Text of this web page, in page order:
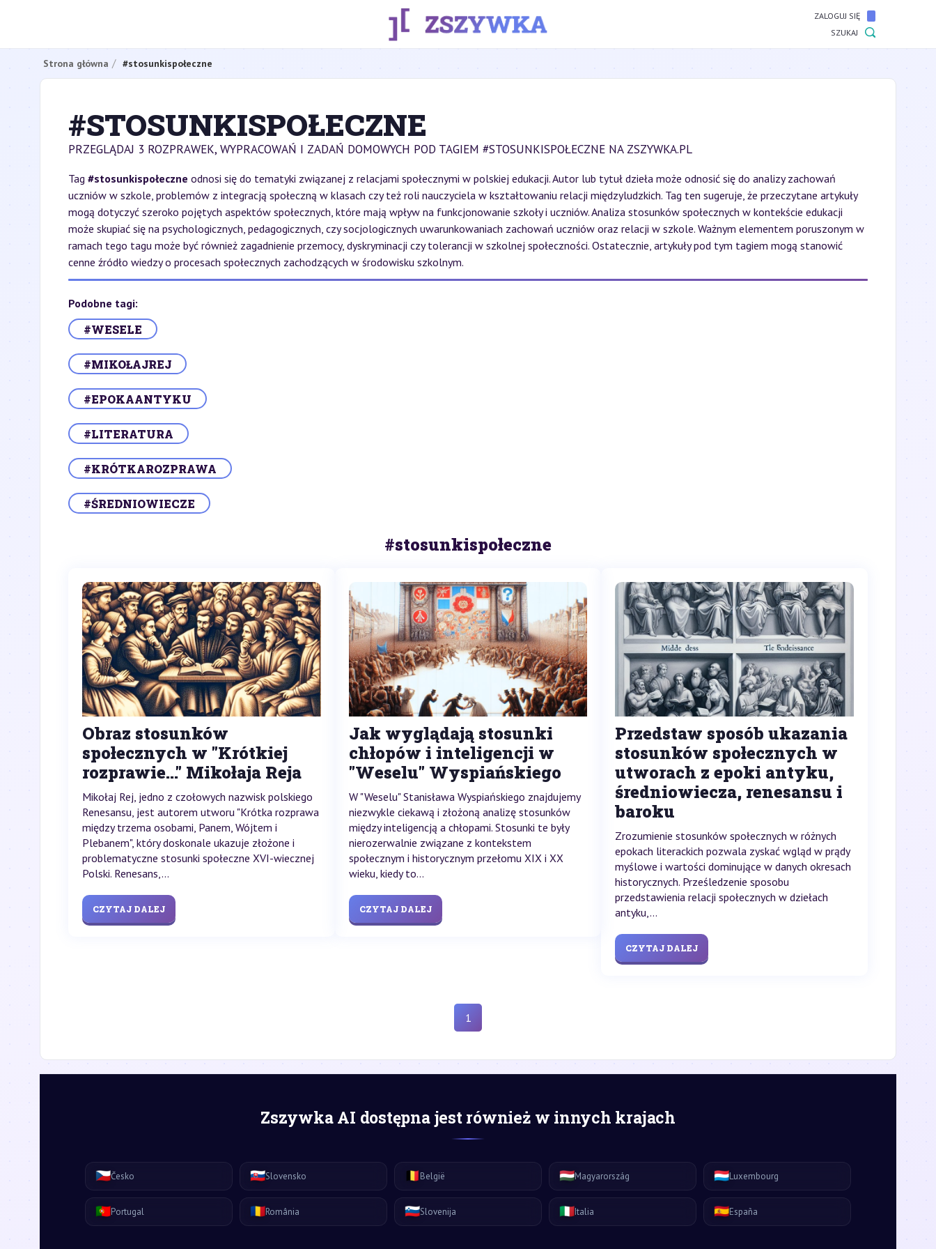
ZALOGUJ SIĘ
SZUKAJ
Strona główna #stosunkispołeczne
#STOSUNKISPOŁECZNE
PRZEGLĄDAJ 3 ROZPRAWEK, WYPRACOWAŃ I ZADAŃ DOMOWYCH POD TAGIEM #STOSUNKISPOŁECZNE NA ZSZYWKA.PL
Tag #stosunkispołeczne odnosi się do tematyki związanej z relacjami społecznymi w polskiej edukacji. Autor lub tytuł dzieła może odnosić się do analizy zachowań
uczniów w szkole, problemów z integracją społeczną w klasach czy też roli nauczyciela w kształtowaniu relacji międzyludzkich. Tag ten sugeruje, że przeczytane artykuły
mogą dotyczyć szeroko pojętych aspektów społecznych, które mają wpływ na funkcjonowanie szkoły i uczniów. Analiza stosunków społecznych w kontekście edukacji
może skupiać się na psychologicznych, pedagogicznych, czy socjologicznych uwarunkowaniach zachowań uczniów oraz relacji w szkole. Ważnym elementem poruszonym w
ramach tego tagu może być również zagadnienie przemocy, dyskryminacji czy tolerancji w szkolnej społeczności. Ostatecznie, artykuły pod tym tagiem mogą stanowić
cenne źródło wiedzy o procesach społecznych zachodzących w środowisku szkolnym.
Podobne tagi:
#WESELE
#MIKOŁAJREJ
#EPOKAANTYKU
#LITERATURA
#KRÓTKAROZPRAWA
#ŚREDNIOWIECZE
#stosunkispołeczne
Obraz stosunków
społecznych w "Krótkiej
rozprawie..." Mikołaja Reja
Mikołaj Rej, jedno z czołowych nazwisk polskiego
Renesansu, jest autorem utworu "Krótka rozprawa
między trzema osobami, Panem, Wójtem i
Plebanem", który doskonale ukazuje złożone i
problematyczne stosunki społeczne XVI-wiecznej
Polski. Renesans,...
CZYTAJ DALEJ
Jak wyglądają stosunki
chłopów i inteligencji w
"Weselu" Wyspiańskiego
W "Weselu" Stanisława Wyspiańskiego znajdujemy
niezwykle ciekawą i złożoną analizę stosunków
między inteligencją a chłopami. Stosunki te były
nierozerwalnie związane z kontekstem
społecznym i historycznym przełomu XIX i XX
wieku, kiedy to...
CZYTAJ DALEJ
Przedstaw sposób ukazania
stosunków społecznych w
utworach z epoki antyku,
średniowiecza, renesansu i
baroku
Zrozumienie stosunków społecznych w różnych
epokach literackich pozwala zyskać wgląd w prądy
myślowe i wartości dominujące w danych okresach
historycznych. Prześledzenie sposobu
przedstawienia relacji społecznych w dziełach
antyku,...
CZYTAJ DALEJ
1
Zszywka AI dostępna jest również w innych krajach
🇨🇿Česko 🇸🇰Slovensko 🇧🇪België 🇭🇺Magyarország 🇱🇺Luxembourg
🇵🇹Portugal 🇷🇴România 🇸🇮Slovenija 🇮🇹Italia 🇪🇸España